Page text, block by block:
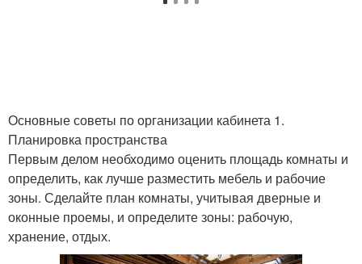
Основные советы по организации кабинета 1.
Планировка пространства
Первым делом необходимо оценить площадь комнаты и
определить, как лучше разместить мебель и рабочие
зоны. Сделайте план комнаты, учитывая дверные и
оконные проемы, и определите зоны: рабочую,
хранение, отдых.